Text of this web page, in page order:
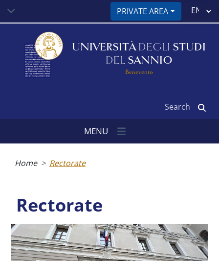
main
PRIVATE AREA
Select
UNIVERSITÀ DEGLI STUDI
DEL SANNIO
Benevento
MENU
Home Rectorate
Rectorate